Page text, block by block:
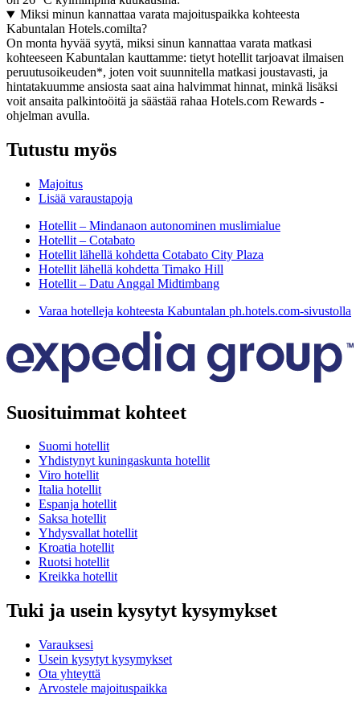
Miksi minun kannattaa varata majoituspaikka kohteesta
Kabuntalan Hotels.comilta?
On monta hyvää syytä, miksi sinun kannattaa varata matkasi
kohteeseen Kabuntalan kauttamme: tietyt hotellit tarjoavat ilmaisen
peruutusoikeuden*, joten voit suunnitella matkasi joustavasti, ja
hintatakuumme ansiosta saat aina halvimmat hinnat, minkä lisäksi
voit ansaita palkintoöitä ja säästää rahaa Hotels.com Rewards -
ohjelman avulla.
Tutustu myös
Majoitus
Lisää varaustapoja
Hotellit – Mindanaon autonominen muslimialue
Hotellit – Cotabato
Hotellit lähellä kohdetta Cotabato City Plaza
Hotellit lähellä kohdetta Timako Hill
Hotellit – Datu Anggal Midtimbang
Varaa hotelleja kohteesta Kabuntalan ph.hotels.com-sivustolla
Suosituimmat kohteet
Suomi hotellit
Yhdistynyt kuningaskunta hotellit
Viro hotellit
Italia hotellit
Espanja hotellit
Saksa hotellit
Yhdysvallat hotellit
Kroatia hotellit
Ruotsi hotellit
Kreikka hotellit
Tuki ja usein kysytyt kysymykset
Varauksesi
Usein kysytyt kysymykset
Ota yhteyttä
Arvostele majoituspaikka